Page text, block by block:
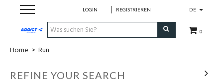
DE
0
LOGIN REGISTRIEREN
Cadeaubon
Loopschoenen
Home > Run
REFINE YOUR SEARCH